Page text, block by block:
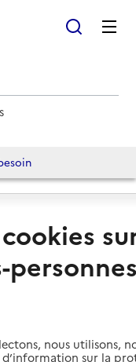
L'Île-d'Yeu
nous utilisons,
sur la